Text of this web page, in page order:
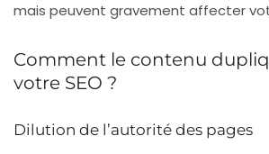
mais peuvent gravement affecter
Comment le contenu
votre SEO ?
Dilution de l’autorité des pages